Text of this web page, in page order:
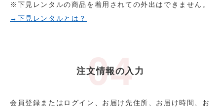
※下見レンタルの商品を着用されての外出はできません。
→下見レンタルとは？
注文情報の入力
会員登録またはログイン、お届け先住所、お届け時間、お